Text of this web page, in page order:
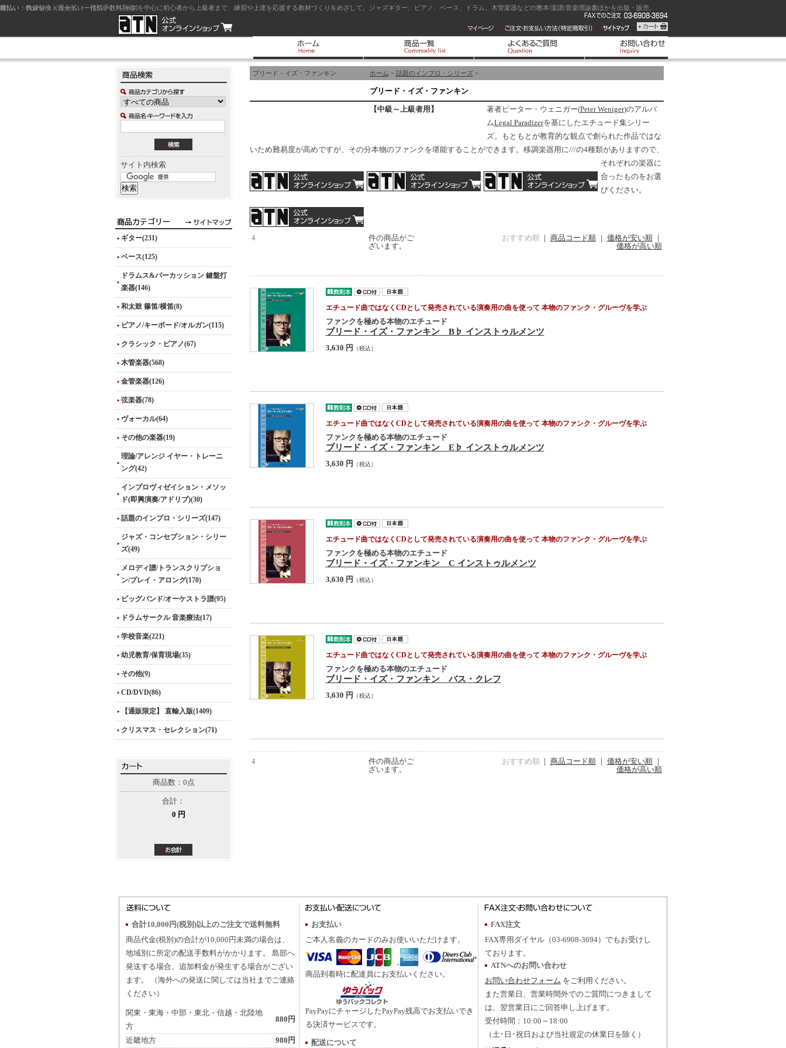
ジャズを中心に初心者から上級者まで、練習や上達を応援する教材づくりをめざして。ジャズギター、ピアノ、ベース、ドラム、木管楽器などの教本/楽譜/音楽理論書ほかを出版・販売。
サイト内検索
ギター(231)
ベース(125)
ドラムス&パーカッション 鍵盤打
楽器(146)
和太鼓 篠笛/横笛(8)
ピアノ/キーボード/オルガン(115)
クラシック・ピアノ(67)
木管楽器(568)
金管楽器(126)
弦楽器(78)
ヴォーカル(64)
その他の楽器(19)
理論/アレンジ イヤー・トレーニ
ング(42)
インプロヴィゼイション・メソッ
ド(即興演奏/アドリブ)(30)
話題のインプロ・シリーズ(147)
ジャズ・コンセプション・シリー
ズ(49)
メロディ譜/トランスクリプショ
ン/プレイ・アロング(170)
ビッグバンド/オーケストラ譜(95)
ドラムサークル 音楽療法(17)
学校音楽(221)
幼児教育/保育現場(35)
その他(9)
CD/DVD(86)
【通販限定】 直輸入版(1409)
クリスマス・セレクション(71)
商品数：0点
合計：
0 円
ホーム > 話題のインプロ・シリーズ>
ブリード・イズ・ファンキン
ブリード・イズ・ファンキン
【中級～上級者用】 著者ピーター・ウェニガー(Peter Weniger)のアルバ
ムLegal Paradizerを基にしたエチュード集シリー
ズ。もともとが教育的な観点で創られた作品ではな
いため難易度が高めですが、その分本物のファンクを堪能することができます。移調楽器用に///の4種類がありますので、
それぞれの楽器に
合ったものをお選
びください。
4
件の商品がご
ざいます。
おすすめ順 商品コード順 価格が安い順
価格が高い順
エチュード曲ではなくCDとして発売されている演奏用の曲を使って 本物のファンク・グルーヴを学ぶ
ファンクを極める本物のエチュード
ブリード・イズ・ファンキン B♭ インストゥルメンツ
3,630 円 （税込）
エチュード曲ではなくCDとして発売されている演奏用の曲を使って 本物のファンク・グルーヴを学ぶ
ファンクを極める本物のエチュード
ブリード・イズ・ファンキン E♭ インストゥルメンツ
3,630 円 （税込）
エチュード曲ではなくCDとして発売されている演奏用の曲を使って 本物のファンク・グルーヴを学ぶ
ファンクを極める本物のエチュード
ブリード・イズ・ファンキン C インストゥルメンツ
3,630 円 （税込）
エチュード曲ではなくCDとして発売されている演奏用の曲を使って 本物のファンク・グルーヴを学ぶ
ファンクを極める本物のエチュード
ブリード・イズ・ファンキン バス・クレフ
3,630 円 （税込）
4
件の商品がご
ざいます。
おすすめ順 商品コード順 価格が安い順
価格が高い順
合計10,000円(税別)以上のご注文で送料無料
商品代金(税別)の合計が10,000円未満の場合は、
地域別に所定の配送手数料がかかります。 島部へ
発送する場合、追加料金が発生する場合がござい
ます。 （海外への発送に関しては当社までご連絡
ください）
関東・東海・中部・東北・信越・北陸地
方
880円
近畿地方 980円
お支払い
前払い：クレジットカード（一括払い）
ご本人名義のカードのみお使いいただけます。
後払い：代金引換（現金払い・代引手数料別途）
商品到着時に配達員にお支払いください。
前払い：PayPay
PayPayにチャージしたPayPay残高でお支払いでき
る決済サービスです。
配送について
FAX注文
FAX専用ダイヤル（03-6908-3694）でもお受けし
ております。
ATNへのお問い合わせ
お問い合わせフォーム をご利用ください。
また営業日、営業時間外でのご質問につきまして
は、翌営業日にご回答申し上げます。
受付時間：10:00～18:00
（土･日･祝日および当社規定の休業日を除く）